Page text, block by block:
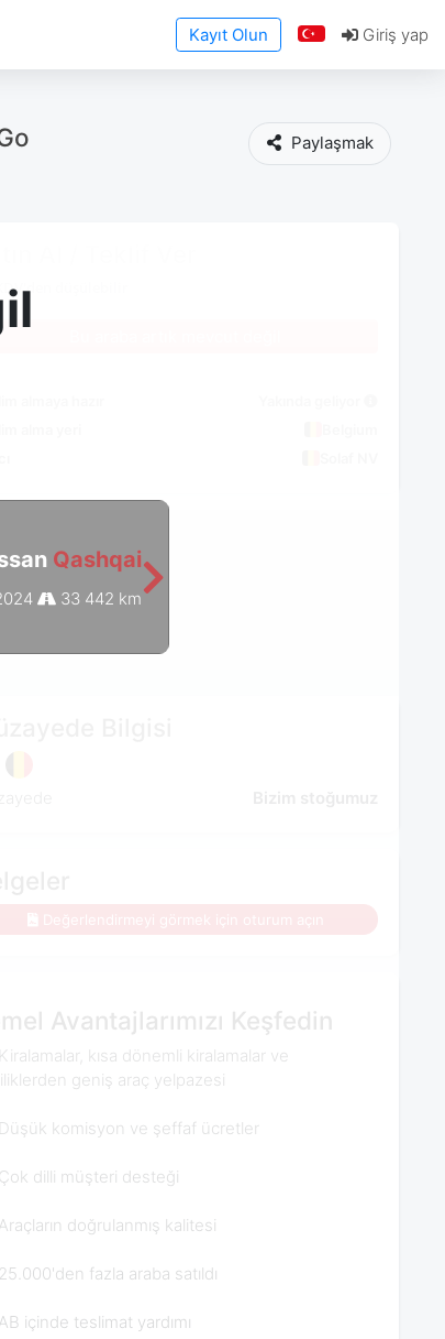
Kayıt Olun Giriş yap
Paylaşmak
Qashqai
33 442 km
düşülebilir
Avantajlarımızı Keşfedin
Kiralamalar, kısa dönemli kiralamalar ve
geniş araç yelpazesi
Düşük komisyon ve şeffaf ücretler
Çok dilli müşteri desteği
Araçların doğrulanmış kalitesi
25.000'den fazla araba satıldı
AB içinde teslimat yardımı